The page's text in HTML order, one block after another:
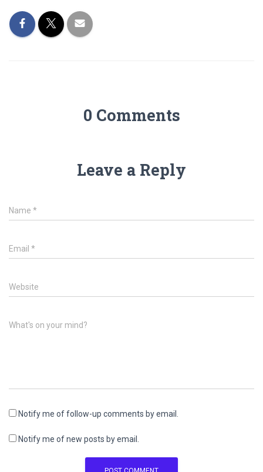
0 Comments
Leave a Reply
Name *
Email *
Website
What's on your mind?
Notify me of follow-up comments by email.
Notify me of new posts by email.